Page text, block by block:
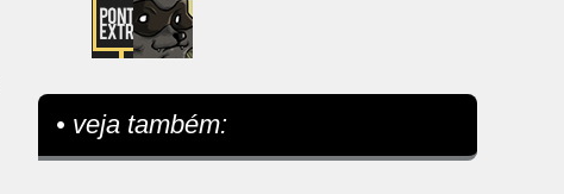
• veja também: